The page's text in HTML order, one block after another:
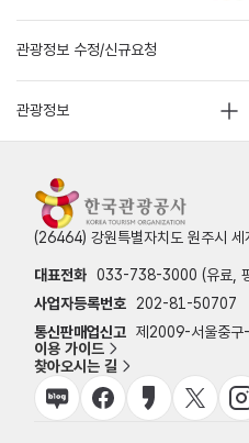
관광정보 수정/신규요청
관광정보
(26464) 강원특별자치도 원주시 세
대표전화 033-738-3000 (유료,
사업자등록번호
202-81-50707
통신판매업신고 제2009-서울중
이용 가이드
찾아오시는 길